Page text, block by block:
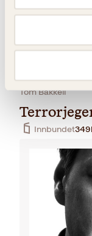
Tom Bakkeli
Innbundet349